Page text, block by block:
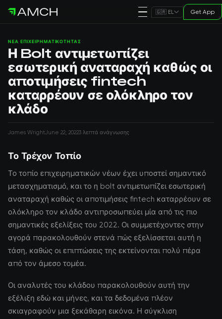
🇬🇷 EL Get App
ΝΈΑ ΕΠΙΧΕΙΡΗΜΑΤΙΚΌΤΗΤΑΣ
Η Bolt αντιμετωπίζει
εσωτερική αναταραχή καθώς οι
αποτιμήσεις fintech
καταρρέουν σε ολόκληρο τον
κλάδο
James WrightJune 22, 20223 λεπτά ανάγνωσης
Το Τρέχον Τοπίο
Το τοπίο επιχειρηματικών νέων έχει υποστεί σημαντικό
μετασχηματισμό, και το η bolt αντιμετωπίζει εσωτερική
αναταραχή καθώς οι αποτιμήσεις fintech καταρρέουν σε
ολόκληρο τον κλάδο αντιπροσωπεύει μία από τις πιο
σημαντικές εξελίξεις του 2022. Οι συμμετέχοντες στην
αγορά παρακολουθούν στενά πώς εξελίσσεται αυτή η
τάση, καθώς οι επιπτώσεις της εκτείνονται πολύ πέρα
από τον άμεσο τομέα.
Οι αναλυτές του κλάδου παρακολουθούν αυτή την
εξέλιξη εδώ και μήνες, και τα δεδομένα πλέον
σκιαγραφούν μια ξεκάθαρη εικόνα. Η σύγκλιση